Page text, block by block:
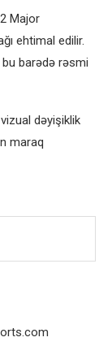
Major
ehtimal edilir.
bu barədə rəsmi
dəyişiklik
maraq